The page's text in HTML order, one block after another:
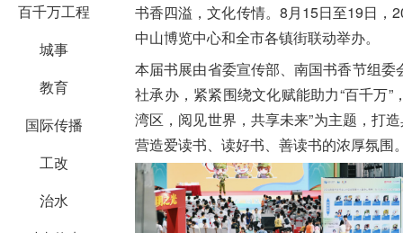
百千万工程
城事
教育
国际传播
工改
治水
书香四溢，文化传情。8月15日至19日，
中山博览中心和全市各镇街联动举办。
本届书展由省委宣传部、南国书香节组
社承办，紧紧围绕文化赋能助力“百千万”
湾区，阅见世界，共享未来”为主题，打
营造爱读书、读好书、善读书的浓厚氛围